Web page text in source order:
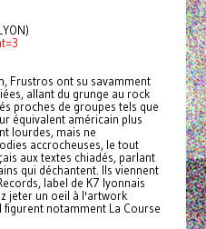
Frustros ont su savamment
allant du grunge au rock
proches de groupes tels que
équivalent américain plus
lourdes, mais ne
accrocheuses, le tout
aux textes chiadés, parlant
qui déchantent. Ils viennent
label de K7 lyonnais
jeter un oeil à l'artwork
figurent notamment La Course